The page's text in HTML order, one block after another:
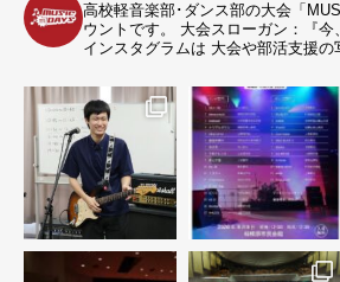
高校軽音楽部･ダンス部の大会「
ウントです。
大会スローガン：『今
インスタグラムは 大会や部活支援の